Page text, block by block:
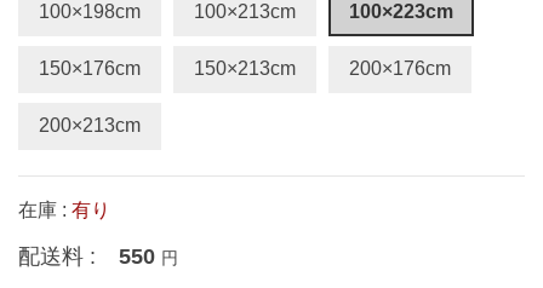
100×198cm 100×213cm 100×223cm
150×176cm 150×213cm 200×176cm
200×213cm
在庫 : 有り
配送料 : 550 円